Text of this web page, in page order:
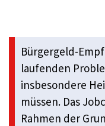
Bürgergeld-
laufenden
insbesondere
müssen. Das
Rahmen der